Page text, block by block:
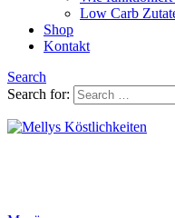
Low Carb
Shop
Kontakt
Search
Search for: